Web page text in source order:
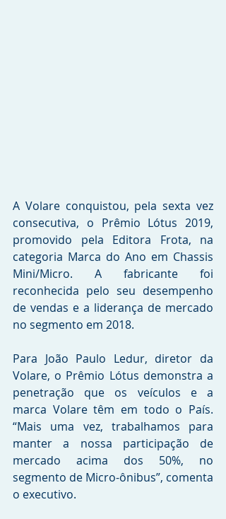
A Volare conquistou, pela sexta vez
consecutiva, o Prêmio Lótus 2019,
promovido pela Editora Frota, na
categoria Marca do Ano em Chassis
Mini/Micro. A fabricante foi
reconhecida pelo seu desempenho
de vendas e a liderança de mercado
no segmento em 2018.
Para João Paulo Ledur, diretor da
Volare, o Prêmio Lótus demonstra a
penetração que os veículos e a
marca Volare têm em todo o País.
“Mais uma vez, trabalhamos para
manter a nossa participação de
mercado acima dos 50%, no
segmento de Micro-ônibus”, comenta
o executivo.